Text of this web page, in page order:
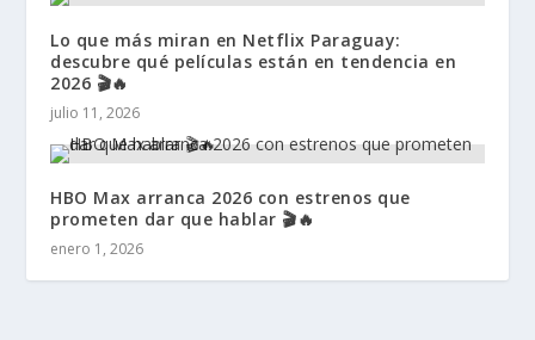
Lo que más miran en Netflix Paraguay:
descubre qué películas están en tendencia en
2026 🎬🔥
julio 11, 2026
HBO Max arranca 2026 con estrenos que
prometen dar que hablar 🎬🔥
enero 1, 2026